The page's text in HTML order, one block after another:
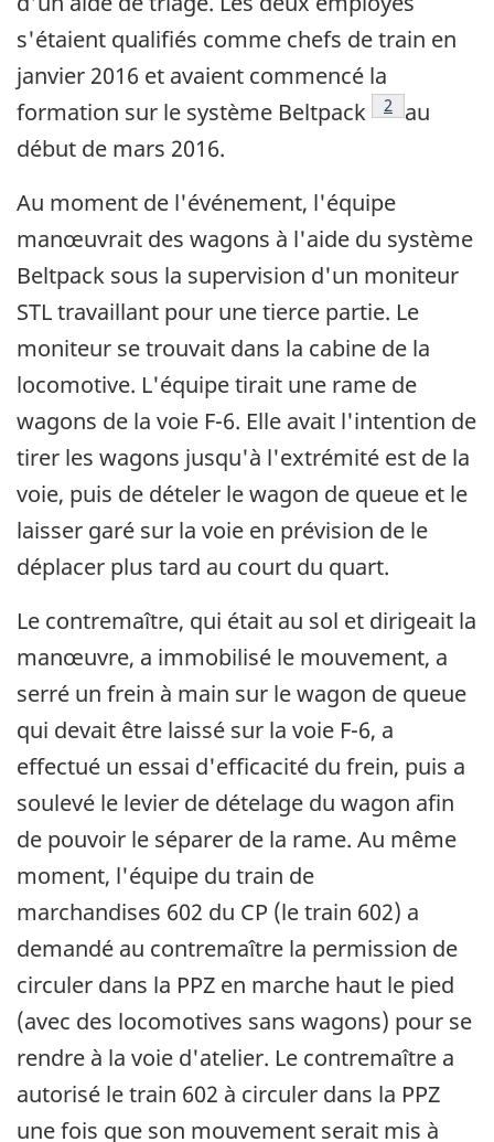
s'étaient qualifiés comme chefs de train en
janvier 2016 et avaient commencé la
formation sur le système Beltpack
Note de bas
2 au
début de mars 2016.
Au moment de l'événement, l'équipe
manœuvrait des wagons à l'aide du système
Beltpack sous la supervision d'un moniteur
STL travaillant pour une tierce partie. Le
moniteur se trouvait dans la cabine de la
locomotive. L'équipe tirait une rame de
wagons de la voie F-6. Elle avait l'intention de
tirer les wagons jusqu'à l'extrémité est de la
voie, puis de dételer le wagon de queue et le
laisser garé sur la voie en prévision de le
déplacer plus tard au court du quart.
Le contremaître, qui était au sol et dirigeait la
manœuvre, a immobilisé le mouvement, a
serré un frein à main sur le wagon de queue
qui devait être laissé sur la voie F-6, a
effectué un essai d'efficacité du frein, puis a
soulevé le levier de dételage du wagon afin
de pouvoir le séparer de la rame. Au même
moment, l'équipe du train de
marchandises 602 du CP (le train 602) a
demandé au contremaître la permission de
circuler dans la PPZ en marche haut le pied
(avec des locomotives sans wagons) pour se
rendre à la voie d'atelier. Le contremaître a
autorisé le train 602 à circuler dans la PPZ
une fois que son mouvement serait mis à